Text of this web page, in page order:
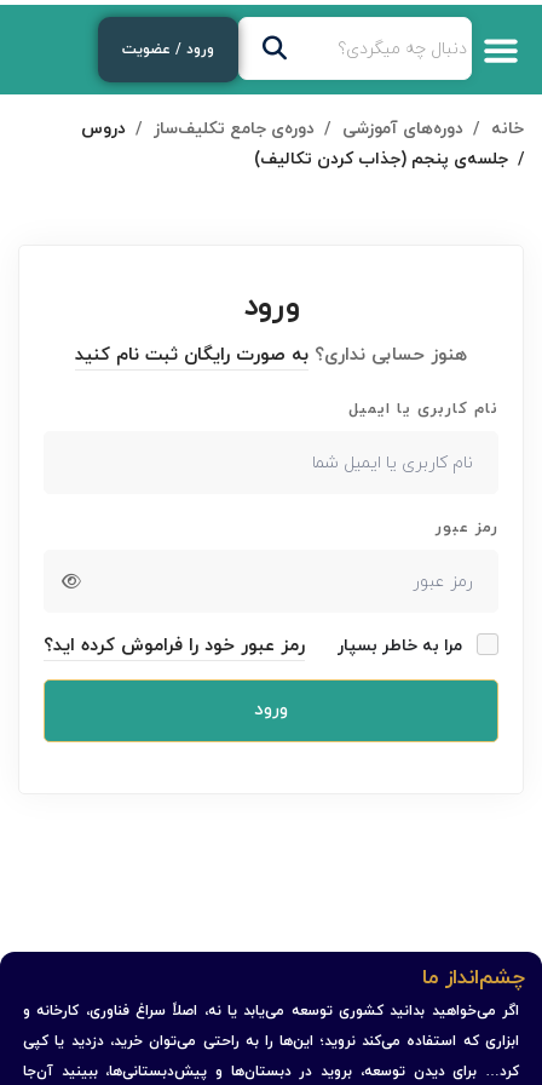
ورود / عضویت
خانه دوره‌های آموزشی دوره‌ی جامع تکلیف‌ساز
دروس
جلسه‌ی پنجم (جذاب کردن تکالیف)
ورود
هنوز حسابی نداری؟ به صورت رایگان ثبت نام کنید
نام کاربری یا ایمیل
رمز عبور
مرا به خاطر بسپار رمز عبور خود را فراموش کرده اید؟
ورود
چشم‌انداز ما
اگر می‌خواهید بدانید کشوری توسعه می‌یابد یا نه، اصلاً سراغ فناوری، کارخانه و
ابزاری که استفاده می‌کند نروید؛ این‌ها را به راحتی می‌توان خرید، دزدید یا کپی
کرد… برای دیدن توسعه، بروید در دبستان‌ها و پیش‌دبستانی‌ها، ببینید آن‌جا